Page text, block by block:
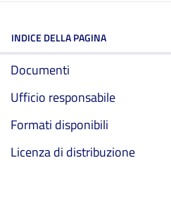
INDICE DELLA PAGINA
Documenti
Ufficio responsabile
Formati disponibili
Licenza di distribuzione